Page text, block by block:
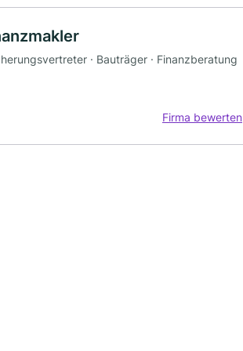
· Bauträger · Finanzberatung
Firma bewerten